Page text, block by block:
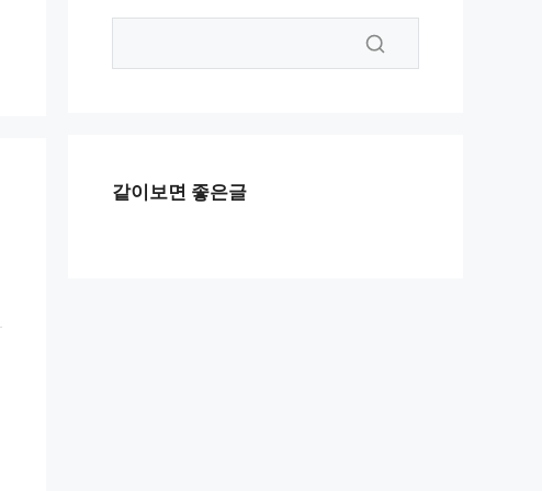
같이보면 좋은글